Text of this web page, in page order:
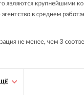
являются крупнейшими
в среднем
не менее, чем 3